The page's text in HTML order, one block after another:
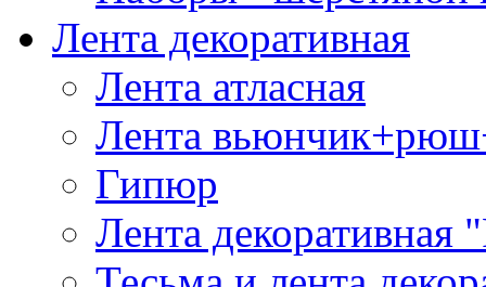
Лента декоративная
Лента атласная
Лента
Гипюр
Лента декоративная